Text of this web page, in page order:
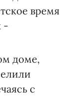
время
-
доме,
с